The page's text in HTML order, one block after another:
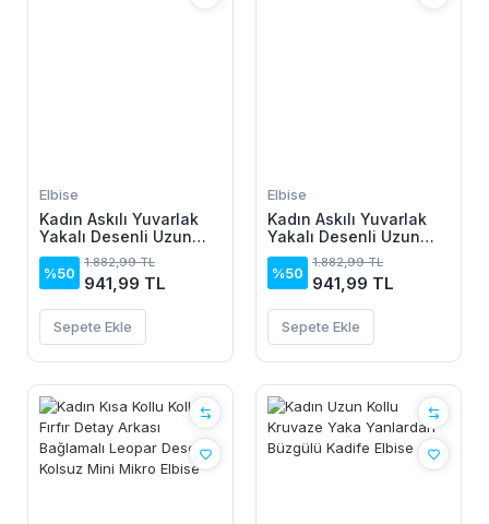
Elbise
Kadın Askılı Yuvarlak
Yakalı Desenli Uzun
Süprem Elbise
%50
1.882,99 TL
941,99 TL
Sepete Ekle
Elbise
Kadın Askılı Yuvarlak
Yakalı Desenli Uzun
Süprem Elbise
%50
1.882,99 TL
941,99 TL
Sepete Ekle